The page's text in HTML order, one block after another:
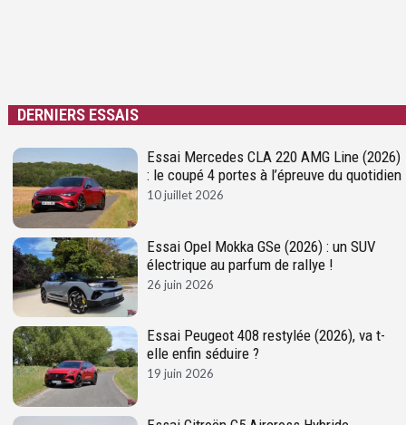
DERNIERS ESSAIS
Essai Mercedes CLA 220 AMG Line (2026)
: le coupé 4 portes à l’épreuve du quotidien
10 juillet 2026
Essai Opel Mokka GSe (2026) : un SUV
électrique au parfum de rallye !
26 juin 2026
Essai Peugeot 408 restylée (2026), va t-
elle enfin séduire ?
19 juin 2026